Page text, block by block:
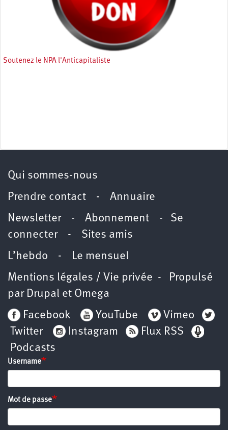
Soutenez le NPA l'Anticapitaliste
Qui sommes-nous
Prendre contact - Annuaire
Newsletter - Abonnement - Se
connecter- Sites amis
L’hebdo -
Le mensuel
Mentions légales / Vie privée - Propulsé
par Drupal et Omega
Facebook
YouTube
Vimeo
Twitter
Instagram
Flux RSS
Podcasts
Username
Mot de passe